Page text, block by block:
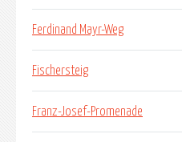
Ferdinand Mayr-Weg
Fischersteig
Franz-Josef-Promenade